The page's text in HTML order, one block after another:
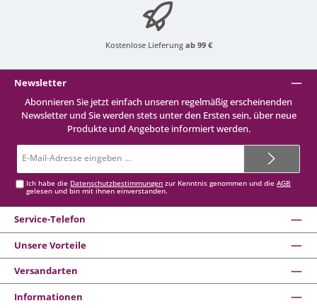
Kostenlose Lieferung ab 99 €
Newsletter
Abonnieren Sie jetzt einfach unseren regelmäßig erscheinenden
Newsletter und Sie werden stets unter den Ersten sein, über neue
Produkte und Angebote informiert werden.
Mail-
Ich habe die Datenschutzbestimmungen zur Kenntnis genommen und dieAGB
gelesen und bin mit ihnen einverstanden.
Service-Telefon
Unsere Vorteile
Versandarten
Informationen